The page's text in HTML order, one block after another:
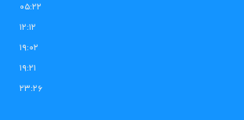
۰۵:۲۲
۱۲:۱۲
۱۹:۰۲
۱۹:۲۱
۲۳:۲۶